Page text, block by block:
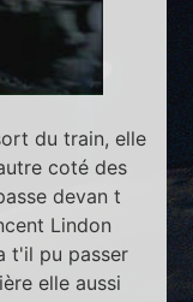
du train, elle
coté des
devan t
Lindon
t'il pu passer
elle aussi